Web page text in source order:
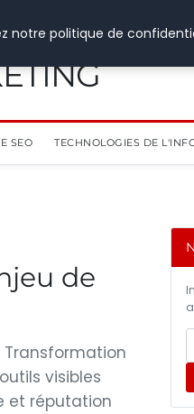
SEO TECHNOLOGIES DE
de
Transformation
visibles
et réputation
notre politique de